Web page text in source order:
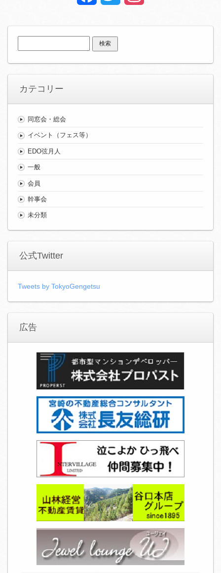
索:
カテコリー
同窓会・総会
イベント（フェス等）
EDO弦月人
一般
会員
幹事会
未分類
公式Twitter
Tweets by TokyoGengetsu
広告